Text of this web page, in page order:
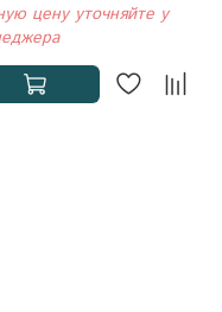
цену уточняйте у